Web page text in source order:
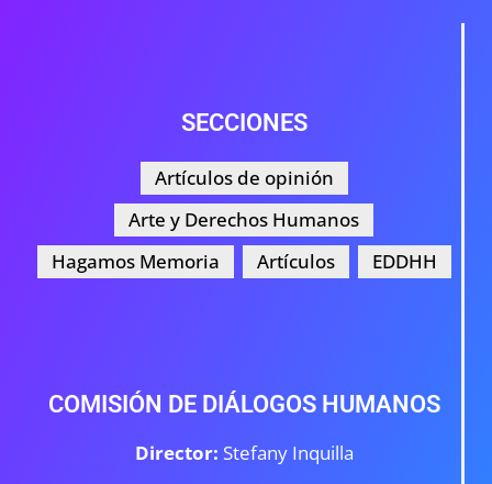
SECCIONES
Artículos de opinión
Arte y Derechos Humanos
Hagamos Memoria
Artículos EDDHH
COMISIÓN DE DIÁLOGOS HUMANOS
Director: Stefany Inquilla